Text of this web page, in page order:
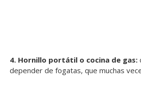
4. Hornillo portátil o cocina de gas:
depender de fogatas, que muchas